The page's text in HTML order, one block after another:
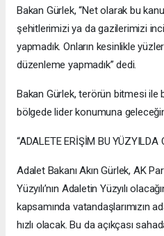
Bakan Gürlek, “Net olarak bu
şehitlerimizi ya da gazilerimizi
yapmadık. Onların kesinlikle
düzenleme yapmadık” dedi.
Bakan Gürlek, terörün bitmesi ile
bölgede lider konumuna
“ADALETE ERİŞİM BU YÜZYILDA
Adalet Bakanı Akın Gürlek, AK
Yüzyılı’nın Adaletin Yüzyılı
kapsamında vatandaşlarımızın
hızlı olacak. Bu da açıkçası